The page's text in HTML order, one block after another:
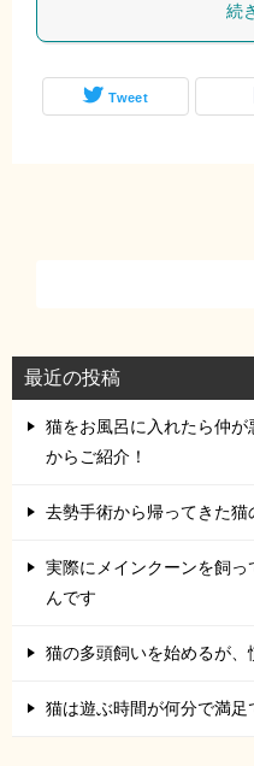
続
Tweet
最近の投稿
猫をお風呂に入れたら仲
からご紹介！
去勢手術から帰ってきた猫
実際にメインクーンを飼
んです
猫の多頭飼いを始めるが
猫は遊ぶ時間が何分で満足